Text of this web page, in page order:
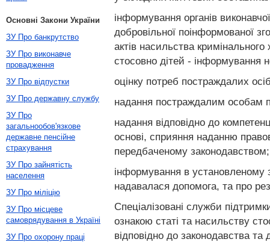
інформування органів
добровільної поінформованої
актів насильства
стосовно дітей - інформування
оцінку потреб постраждалих
надання постраждалим особам
надання відповідно до
основі, сприяння наданню
передбаченому законодавством;
інформування в установленому
надавалася допомога, та про
Спеціалізовані служби
ознакою статі та насильству
відповідно до законодавства
Основні Закони України
ЗУ Про банкрутство
ЗУ Про виконавче
провадження
ЗУ Про відпустки
ЗУ Про державну службу
ЗУ Про
загальнообов'язкове
державне пенсійне
страхування
ЗУ Про зайнятість
населення
ЗУ Про міліцію
ЗУ Про місцеве
самоврядування в Україні
ЗУ Про охорону праці